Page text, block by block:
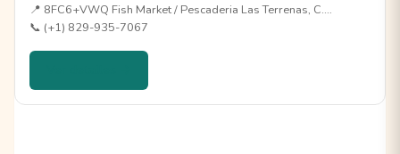
📍 8FC6+VWQ Fish Market / Pescaderia Las Terrenas, C.…
📞 (+1) 829-935-7067